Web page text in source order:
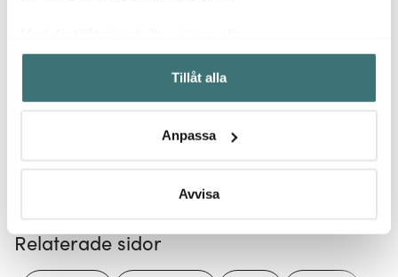
Samla in information om din geografiska plats som
kan ha en noggrannhet på upp till flera meter
Identifiera din enhet genom att aktivt skanna den för
Ta reda på mer om hur dina personliga uppgifter
Du kan ändra eller dra tillbaka ditt samtycke när som
Vi använder cookies för att innehållet och annonserna
Tillåt alla
Anpassa
Avvisa
Låt dig inspireras av våra kunder
Relaterade sidor